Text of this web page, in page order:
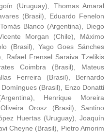
(Uruguay), Thomas Amaral
(Brasil), Eduardo Fenelon
Blanco (Argentina), Diego
Morgan (Chile), Máximo
(Brasil), Yago Goes Sánches
Rafael Frensel Saraiva Tzelikis
Coimbra (Brasil), Mateus
Ferreira (Brasil), Bernardo
(Brasil), Enzo Donatti
Henrique Moreira
Orosz (Brasil), Santino
Huertas (Uruguay), Joaquín
Cheyne (Brasil), Pietro Amorim